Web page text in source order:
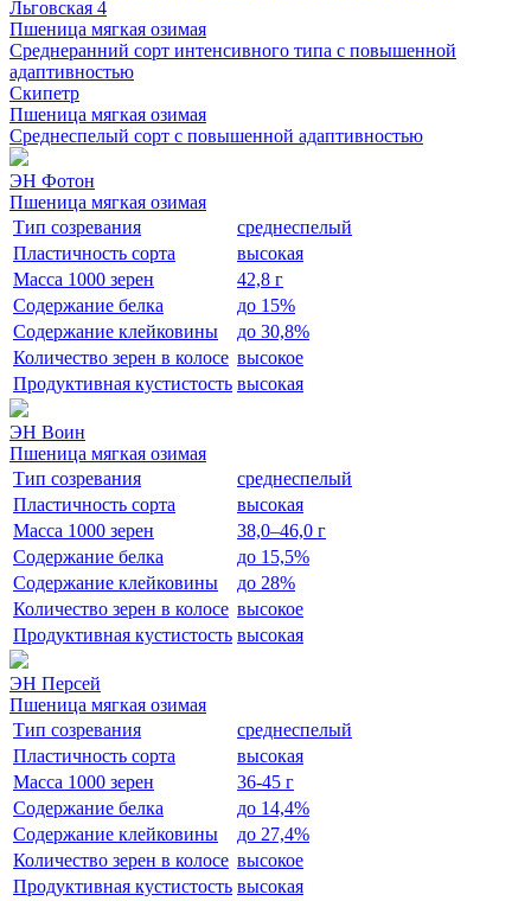
Льговская 4
Пшеница мягкая озимая
Среднеранний сорт интенсивного типа с повышенной
адаптивностью
Скипетр
Пшеница мягкая озимая
Среднеспелый сорт с повышенной адаптивностью
ЭН Фотон
Пшеница мягкая озимая
Тип созревания
среднеспелый
Пластичность сорта
высокая
Масса 1000 зерен
42,8 г
Содержание белка
до 15%
Содержание клейковины
до 30,8%
Количество зерен в колосе высокое
Продуктивная кустистость высокая
ЭН Воин
Пшеница мягкая озимая
Тип созревания
среднеспелый
Пластичность сорта
высокая
Масса 1000 зерен
38,0–46,0 г
Содержание белка
до 15,5%
Содержание клейковины
до 28%
Количество зерен в колосе высокое
Продуктивная кустистость высокая
ЭН Персей
Пшеница мягкая озимая
Тип созревания
среднеспелый
Пластичность сорта
высокая
Масса 1000 зерен
36-45 г
Содержание белка
до 14,4%
Содержание клейковины
до 27,4%
Количество зерен в колосе высокое
Продуктивная кустистость высокая